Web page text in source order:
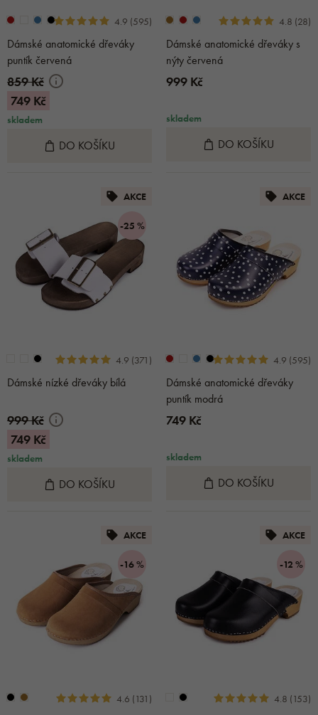
4.9 (595)
Dámské anatomické dřeváky
puntík červená
859 Kč
749 Kč
skladem
DO KOŠÍKU
4.8 (28)
Dámské anatomické dřeváky s
nýty červená
999 Kč
skladem
DO KOŠÍKU
AKCE
-25 %
4.9 (371)
Dámské nízké dřeváky bílá
999 Kč
749 Kč
skladem
DO KOŠÍKU
AKCE
4.9 (595)
Dámské anatomické dřeváky
puntík modrá
749 Kč
skladem
DO KOŠÍKU
AKCE
-16 %
4.6 (131)
AKCE
-12 %
4.8 (153)